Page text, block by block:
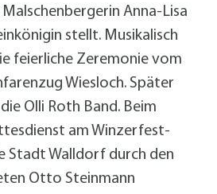
Anna-Lisa
stellt. Musikalisch
feierliche Zeremonie vom
Wiesloch. Später
Olli Roth Band. Beim
am Winzerfest-
Stadt Walldorf durch den
Otto Steinmann